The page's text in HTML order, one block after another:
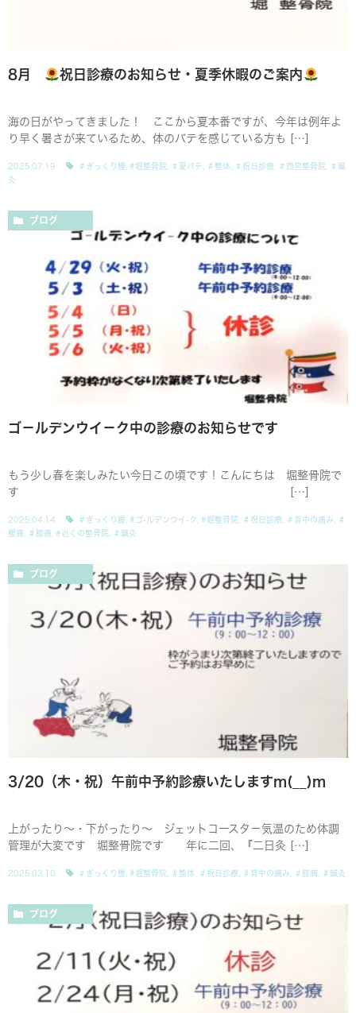
8月 祝日診療のお知らせ・夏季休暇のご案内
海の日がやってきました！ ここから夏本番ですが、今年は例年よ
り早く暑さが来ているため、体のバテを感じている方も […]
2025.07.19 ＃ぎっくり腰 #堀整骨院 ＃夏バテ ＃整体 ＃祝日診療 ＃西宮整骨院
＃鍼
灸
ブログ
ゴ－ルデンウイ－ク中の診療のお知らせです
もう少し春を楽しみたい今日この頃です！こんにちは 堀整骨院で
す […]
2025.04.14 ＃ぎっくり腰 #ゴ-ルデンウイ-ク #堀整骨院 ＃祝日診療 ＃背中の痛み
＃
腰痛
＃膝痛 #近くの整骨院 ＃鍼灸
ブログ
3/20（木・祝）午前中予約診療いたしますm(__)m
上がったり〜・下がったり〜 ジェットコースタ－気温のため体調
管理が大変です 堀整骨院です 年に二回、『二日灸 […]
2025.03.10 ＃ぎっくり腰 #堀整骨院 ＃整体 ＃祝日診療 ＃背中の痛み ＃膝痛 ＃鍼灸
ブログ